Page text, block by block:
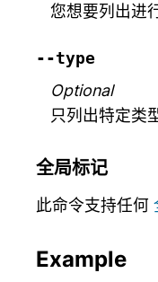
您想要列出进
--type
Optional
只列出特定类
全局标记
此命令支持任何
Example